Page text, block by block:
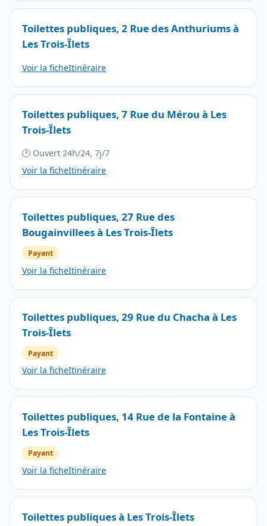
Toilettes publiques, 2 Rue des Anthuriums à
Les Trois-Îlets
Voir la ficheItinéraire
Toilettes publiques, 7 Rue du Mérou à Les
Trois-Îlets
🕐 Ouvert 24h/24, 7j/7
Voir la ficheItinéraire
Toilettes publiques, 27 Rue des
Bougainvillees à Les Trois-Îlets
Payant
Voir la ficheItinéraire
Toilettes publiques, 29 Rue du Chacha à Les
Trois-Îlets
Payant
Voir la ficheItinéraire
Toilettes publiques, 14 Rue de la Fontaine à
Les Trois-Îlets
Payant
Voir la ficheItinéraire
Toilettes publiques à Les Trois-Îlets